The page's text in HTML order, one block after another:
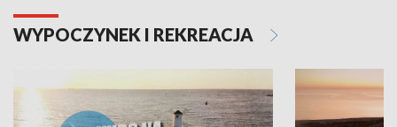
WYPOCZYNEK I REKREACJA